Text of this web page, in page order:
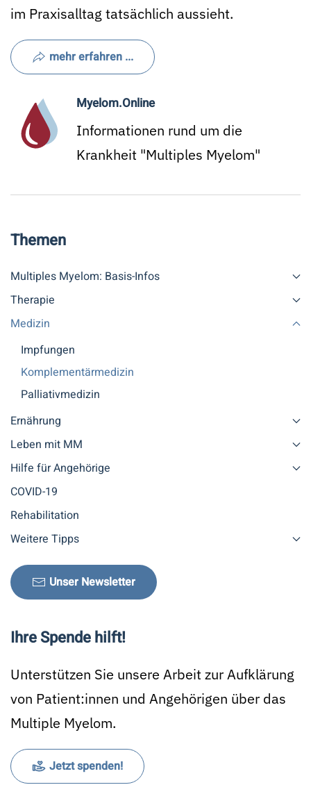
im Praxisalltag tatsächlich aussieht.
mehr erfahren ...
Myelom.Online
Informationen rund um die
Krankheit "Multiples Myelom"
Themen
Multiples Myelom: Basis-Infos
Therapie
Medizin
Impfungen
Komplementärmedizin
Palliativmedizin
Ernährung
Leben mit MM
Hilfe für Angehörige
COVID-19
Rehabilitation
Weitere Tipps
Unser Newsletter
Ihre Spende hilft!
Unterstützen Sie unsere Arbeit zur Aufklärung
von Patient:innen und Angehörigen über das
Multiple Myelom.
Jetzt spenden!